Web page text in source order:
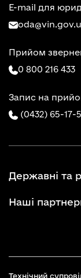
E-mail для
Прийом
0 800 216 433
Запис на
(0432) 65-17-
Державні та
Наші
Технічний